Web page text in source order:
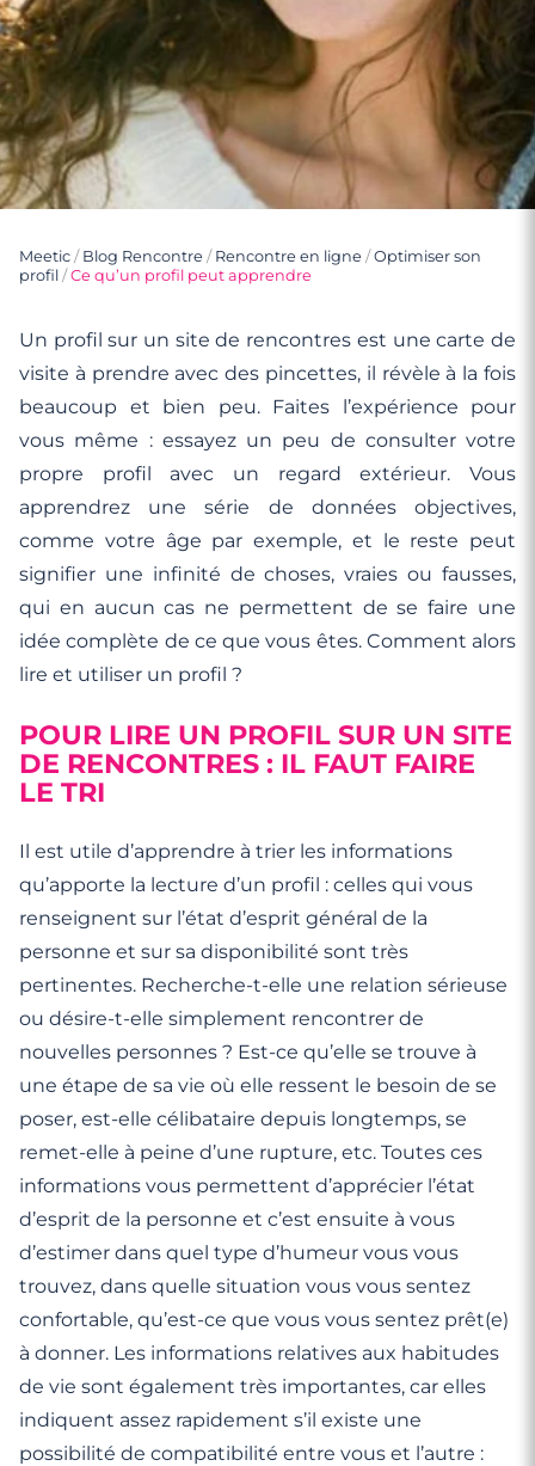
Meetic / Blog Rencontre / Rencontre en ligne /Optimiser son
profil /Ce qu’un profil peut apprendre
Un profil sur un site de rencontres est une carte de
visite à prendre avec des pincettes, il révèle à la fois
beaucoup et bien peu. Faites l’expérience pour
vous même : essayez un peu de consulter votre
propre profil avec un regard extérieur. Vous
apprendrez une série de données objectives,
comme votre âge par exemple, et le reste peut
signifier une infinité de choses, vraies ou fausses,
qui en aucun cas ne permettent de se faire une
idée complète de ce que vous êtes. Comment alors
lire et utiliser un profil ?
POUR LIRE UN PROFIL SUR UN SITE
DE RENCONTRES : IL FAUT FAIRE
LE TRI
Il est utile d’apprendre à trier les informations
qu’apporte la lecture d’un profil : celles qui vous
renseignent sur l’état d’esprit général de la
personne et sur sa disponibilité sont très
pertinentes. Recherche-t-elle une relation sérieuse
ou désire-t-elle simplement rencontrer de
nouvelles personnes ? Est-ce qu’elle se trouve à
une étape de sa vie où elle ressent le besoin de se
poser, est-elle célibataire depuis longtemps, se
remet-elle à peine d’une rupture, etc. Toutes ces
informations vous permettent d’apprécier l’état
d’esprit de la personne et c’est ensuite à vous
d’estimer dans quel type d’humeur vous vous
trouvez, dans quelle situation vous vous sentez
confortable, qu’est-ce que vous vous sentez prêt(e)
à donner. Les informations relatives aux habitudes
de vie sont également très importantes, car elles
indiquent assez rapidement s’il existe une
possibilité de compatibilité entre vous et l’autre :